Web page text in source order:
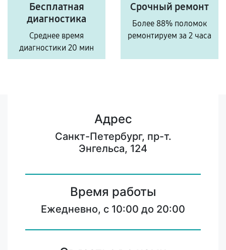
Бесплатная
диагностика
Среднее время
диагностики 20 мин
Срочный ремонт
Более 88% поломок
ремонтируем за 2 часа
Адрес
Санкт-Петербург, пр-т.
Энгельса, 124
Время работы
Ежедневно, с 10:00 до 20:00